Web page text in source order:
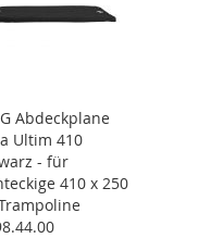
Abdeckplane
Ultim 410
- für
410 x 250